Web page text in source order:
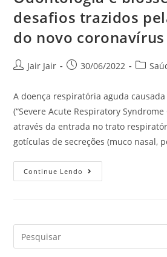
desafios trazidos
do novo coronavírus
Jair Jair 30/06/2022
A doença respiratória aguda causada
(“Severe Acute Respiratory
através da entrada no trato
gotículas de secreções (muco nasal,
Continue Lendo